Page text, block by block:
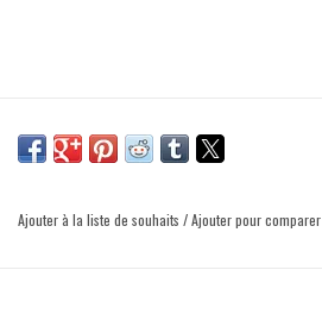
Ajouter à la liste de souhaits /Ajouter pour comparer